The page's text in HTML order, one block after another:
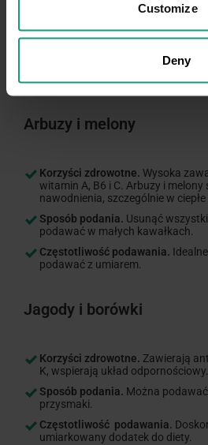
Customize
Deny
odświeżaniu oddechu.
Sposób podania.Usunąć nasiona
Częstotliwość podawania.Można
w umiarkowanych ilościach.
Arbuzy i melony
Korzyści zdrowotne. Wysoka
witamin A, B6 i C. Arbuzy i melony
nawodnienia, szczególnie w ciepłe
Sposób podania. Usunąć
podawać w małych kawałkach.
Częstotliwość podawania.
podawać z umiarem.
Jagody i borówki
Korzyści zdrowotne. Zawierają
K, wspierają układ odpornościowy.
Sposób podania. Można podawać
przysmaki.
Częstotliwość podawania.
umiarkowany dodatek do diety.